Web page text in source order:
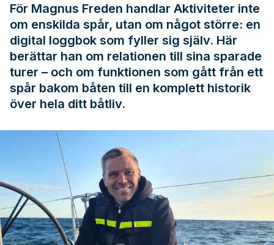
För Magnus Freden handlar Aktiviteter inte
om enskilda spår, utan om något större: en
digital loggbok som fyller sig själv. Här
berättar han om relationen till sina sparade
turer – och om funktionen som gått från ett
spår bakom båten till en komplett historik
över hela ditt båtliv.